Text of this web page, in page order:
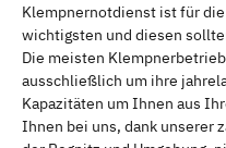
Klempnernotdienst ist für
wichtigsten und diesen
Die meisten
ausschließlich um ihre
Kapazitäten um Ihnen aus
Ihnen bei uns, dank unserer